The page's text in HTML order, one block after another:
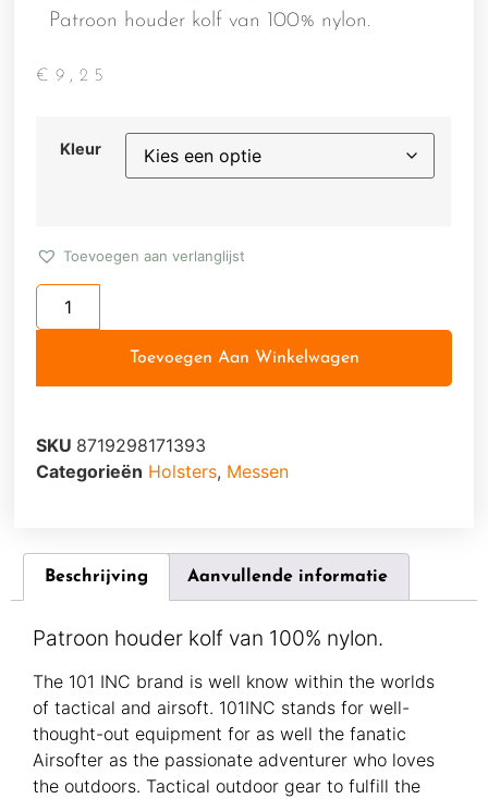
Patroon houder kolf van 100% nylon.
€ 9,25
Kleur
Toevoegen aan verlanglijst
Toevoegen Aan Winkelwagen
SKU 8719298171393
Categorieën Holsters, Messen
Beschrijving Aanvullende informatie
Patroon houder kolf van 100% nylon.
The 101 INC brand is well know within the worlds
of tactical and airsoft. 101INC stands for well-
thought-out equipment for as well the fanatic
Airsofter as the passionate adventurer who loves
the outdoors. Tactical outdoor gear to fulfill the